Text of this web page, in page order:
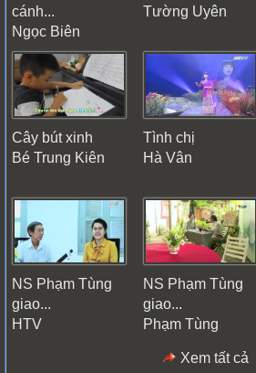
cánh...
Ngọc Biên
Tường Uyên
Cây bút xinh
Bé Trung Kiên
Tình chị
Hà Vân
NS Phạm Tùng
giao...
HTV
NS Phạm Tùng
giao...
Phạm Tùng
Xem tất cả